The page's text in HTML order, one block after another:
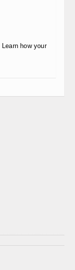
Learn how your